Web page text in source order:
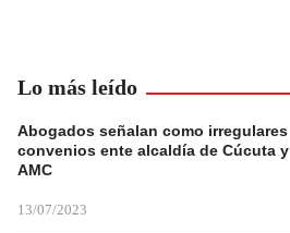
Lo más leído
Abogados señalan como irregulares
convenios ente alcaldía de Cúcuta y
AMC
13/07/2023